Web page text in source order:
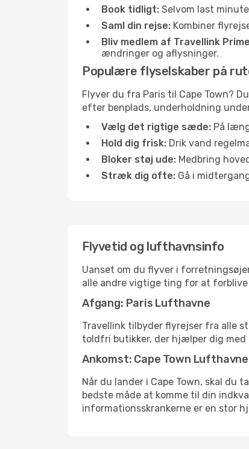
Book tidligt: Selvom last
Saml din rejse: Kombiner
Bliv medlem af Travellink
ændringer og aflysninger.
Populære flyselskaber på
Flyver du fra Paris til Cape Town?
efter benplads, underholdning
Vælg det rigtige sæde: På
Hold dig frisk: Drik vand
Bloker støj ude: Medbring
Stræk dig ofte: Gå i
Flyvetid og lufthavnsinfo
Uanset om du flyver i
alle andre vigtige ting for at
Afgang: Paris Lufthavne
Travellink tilbyder flyrejser fra alle
toldfri butikker, der hjælper dig
Ankomst: Cape Town Lufthavne
Når du lander i Cape Town, skal du
bedste måde at komme til din
informationsskrankerne er en stor